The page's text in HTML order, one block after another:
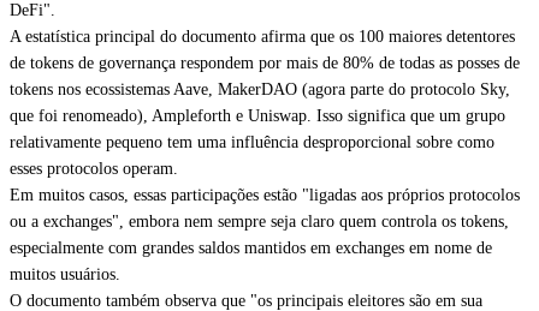
DeFi".
A estatística principal do documento afirma que os 100 maiores detentores
de tokens de governança respondem por mais de 80% de todas as posses de
tokens nos ecossistemas Aave, MakerDAO (agora parte do protocolo Sky,
que foi renomeado), Ampleforth e Uniswap. Isso significa que um grupo
relativamente pequeno tem uma influência desproporcional sobre como
esses protocolos operam.
Em muitos casos, essas participações estão "ligadas aos próprios protocolos
ou a exchanges", embora nem sempre seja claro quem controla os tokens,
especialmente com grandes saldos mantidos em exchanges em nome de
muitos usuários.
O documento também observa que "os principais eleitores são em sua